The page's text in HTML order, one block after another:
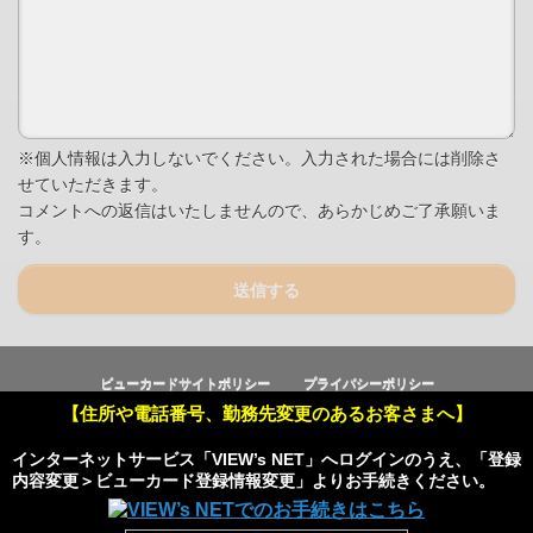
【住所や電話番号、勤務先変更のあるお客さまへ】
インターネットサービス「VIEW’s NET」へログインのうえ、「登録
内容変更＞ビューカード登録情報変更」よりお手続きください。
※個人情報は入力しないでください。入力された場合には削除さ
せていただきます。
コメントへの返信はいたしませんので、あらかじめご了承願いま
す。
送信する
ビューカードサイトポリシー プライバシーポリシー
Powered by